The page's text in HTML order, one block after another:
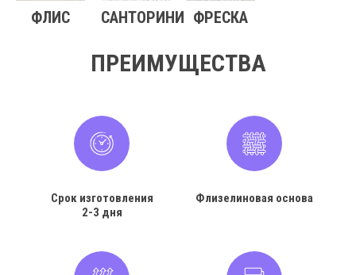
ФЛИС САНТОРИНИ ФРЕСКА
ПРЕИМУЩЕСТВА
Срок изготовления
2-3 дня
Флизелиновая основа